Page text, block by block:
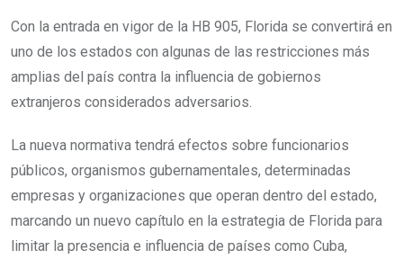
Con la entrada en vigor de la HB 905, Florida se convertirá en
uno de los estados con algunas de las restricciones más
amplias del país contra la influencia de gobiernos
extranjeros considerados adversarios.
La nueva normativa tendrá efectos sobre funcionarios
públicos, organismos gubernamentales, determinadas
empresas y organizaciones que operan dentro del estado,
marcando un nuevo capítulo en la estrategia de Florida para
limitar la presencia e influencia de países como Cuba,